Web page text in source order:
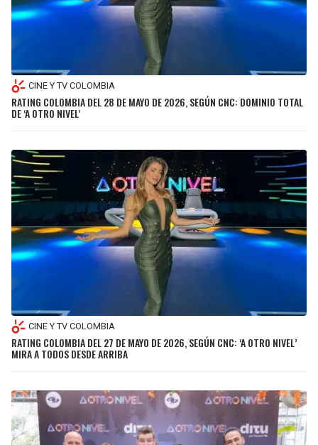
CINE Y TV COLOMBIA
RATING COLOMBIA DEL 28 DE MAYO DE 2026, SEGÚN CNC: DOMINIO TOTAL
DE ‘A OTRO NIVEL'
CINE Y TV COLOMBIA
RATING COLOMBIA DEL 27 DE MAYO DE 2026, SEGÚN CNC: ‘A OTRO NIVEL’
MIRA A TODOS DESDE ARRIBA